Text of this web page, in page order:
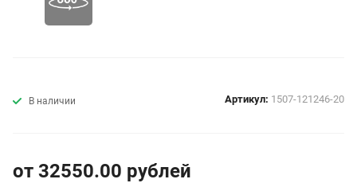
В наличии Артикул: 1507-121246-20
от 32550.00 рублей